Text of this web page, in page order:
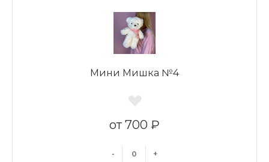
Мини Мишка №4
700 ₽
- +